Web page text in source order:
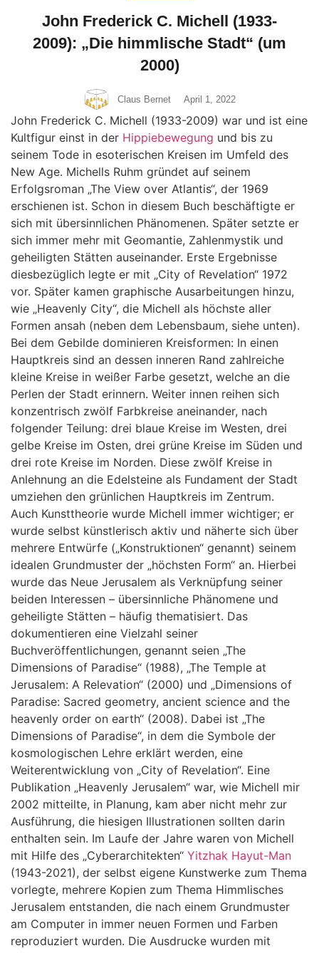
John Frederick C. Michell (1933-
2009): „Die himmlische Stadt“ (um
2000)
Claus Bernet April 1, 2022
John Frederick C. Michell (1933-2009) war und ist eine
Kultfigur einst in der Hippiebewegung und bis zu
seinem Tode in esoterischen Kreisen im Umfeld des
New Age. Michells Ruhm gründet auf seinem
Erfolgsroman „The View over Atlantis“, der 1969
erschienen ist. Schon in diesem Buch beschäftigte er
sich mit übersinnlichen Phänomenen. Später setzte er
sich immer mehr mit Geomantie, Zahlenmystik und
geheiligten Stätten auseinander. Erste Ergebnisse
diesbezüglich legte er mit „City of Revelation“ 1972
vor. Später kamen graphische Ausarbeitungen hinzu,
wie „Heavenly City“, die Michell als höchste aller
Formen ansah (neben dem Lebensbaum, siehe unten).
Bei dem Gebilde dominieren Kreisformen: In einen
Hauptkreis sind an dessen inneren Rand zahlreiche
kleine Kreise in weißer Farbe gesetzt, welche an die
Perlen der Stadt erinnern. Weiter innen reihen sich
konzentrisch zwölf Farbkreise aneinander, nach
folgender Teilung: drei blaue Kreise im Westen, drei
gelbe Kreise im Osten, drei grüne Kreise im Süden und
drei rote Kreise im Norden. Diese zwölf Kreise in
Anlehnung an die Edelsteine als Fundament der Stadt
umziehen den grünlichen Hauptkreis im Zentrum.
Auch Kunsttheorie wurde Michell immer wichtiger; er
wurde selbst künstlerisch aktiv und näherte sich über
mehrere Entwürfe („Konstruktionen“ genannt) seinem
idealen Grundmuster der „höchsten Form“ an. Hierbei
wurde das Neue Jerusalem als Verknüpfung seiner
beiden Interessen – übersinnliche Phänomene und
geheiligte Stätten – häufig thematisiert. Das
dokumentieren eine Vielzahl seiner
Buchveröffentlichungen, genannt seien „The
Dimensions of Paradise“ (1988), „The Temple at
Jerusalem: A Relevation“ (2000) und „Dimensions of
Paradise: Sacred geometry, ancient science and the
heavenly order on earth“ (2008). Dabei ist „The
Dimensions of Paradise“, in dem die Symbole der
kosmologischen Lehre erklärt werden, eine
Weiterentwicklung von „City of Revelation“. Eine
Publikation „Heavenly Jerusalem“ war, wie Michell mir
2002 mitteilte, in Planung, kam aber nicht mehr zur
Ausführung, die hiesigen Illustrationen sollten darin
enthalten sein. Im Laufe der Jahre waren von Michell
mit Hilfe des „Cyberarchitekten“ Yitzhak Hayut-Man
(1943-2021), der selbst eigene Kunstwerke zum Thema
vorlegte, mehrere Kopien zum Thema Himmlisches
Jerusalem entstanden, die nach einem Grundmuster
am Computer in immer neuen Formen und Farben
reproduziert wurden. Die Ausdrucke wurden mit